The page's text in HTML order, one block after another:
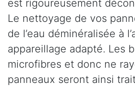
est rigoureusement
Le nettoyage de vos
de l’eau déminéralisée à
appareillage adapté. Les
microfibres et donc ne
panneaux seront ainsi